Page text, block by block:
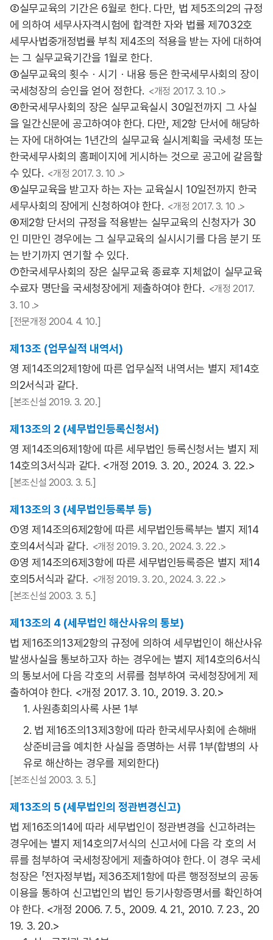
②실무교육의 기간은 6월로 한다. 다만, 법 제5조의2의 규정
에 의하여 세무사자격시험에 합격한 자와 법률 제7032호
세무사법중개정법률 부칙 제4조의 적용을 받는 자에 대하여
는 그 실무교육기간을 1월로 한다.
③실무교육의 횟수ㆍ시기ㆍ내용 등은 한국세무사회의 장이
국세청장의 승인을 얻어 정한다. <개정 2017. 3. 10 .>
④한국세무사회의 장은 실무교육실시 30일전까지 그 사실
을 일간신문에 공고하여야 한다. 다만, 제2항 단서에 해당하
는 자에 대하여는 1년간의 실무교육 실시계획을 국세청 또는
한국세무사회의 홈페이지에 게시하는 것으로 공고에 갈음할
수 있다. <개정 2017. 3. 10 .>
⑤실무교육을 받고자 하는 자는 교육실시 10일전까지 한국
세무사회의 장에게 신청하여야 한다. <개정 2017. 3. 10 .>
⑥제2항 단서의 규정을 적용받는 실무교육의 신청자가 30
인 미만인 경우에는 그 실무교육의 실시시기를 다음 분기 또
는 반기까지 연기할 수 있다.
⑦한국세무사회의 장은 실무교육 종료후 지체없이 실무교육
수료자 명단을 국세청장에게 제출하여야 한다. <개정 2017.
3. 10 .>
[전문개정 2004. 4. 10.]
제13조 (업무실적 내역서)
영 제14조의2제1항에 따른 업무실적 내역서는 별지 제14호
의2서식과 같다.
[본조신설 2019. 3. 20.]
제13조의 2 (세무법인등록신청서)
영 제14조의6제1항에 따른 세무법인 등록신청서는 별지 제
14호의3서식과 같다. <개정 2019. 3. 20., 2024. 3. 22.>
[본조신설 2003. 3. 5.]
제13조의 3 (세무법인등록부 등)
①영 제14조의6제2항에 따른 세무법인등록부는 별지 제14
호의4서식과 같다. <개정 2019. 3. 20., 2024. 3. 22 .>
②영 제14조의6제3항에 따른 세무법인등록증은 별지 제14
호의5서식과 같다. <개정 2019. 3. 20., 2024. 3. 22 .>
[본조신설 2003. 3. 5.]
제13조의 4 (세무법인 해산사유의 통보)
법 제16조의13제2항의 규정에 의하여 세무법인이 해산사유
발생사실을 통보하고자 하는 경우에는 별지 제14호의6서식
의 통보서에 다음 각호의 서류를 첨부하여 국세청장에게 제
출하여야 한다. <개정 2017. 3. 10., 2019. 3. 20.>
1. 사원총회의사록 사본 1부
2. 법 제16조의13제3항에 따라 한국세무사회에 손해배
상준비금을 예치한 사실을 증명하는 서류 1부(합병의 사
유로 해산하는 경우를 제외한다)
[본조신설 2003. 3. 5.]
제13조의 5 (세무법인의 정관변경신고)
법 제16조의14에 따라 세무법인이 정관변경을 신고하려는
경우에는 별지 제14호의7서식의 신고서에 다음 각 호의 서
류를 첨부하여 국세청장에게 제출하여야 한다. 이 경우 국세
청장은 「전자정부법」 제36조제1항에 따른 행정정보의 공동
이용을 통하여 신고법인의 법인 등기사항증명서를 확인하여
야 한다. <개정 2006. 7. 5., 2009. 4. 21., 2010. 7. 23., 20
19. 3. 20.>